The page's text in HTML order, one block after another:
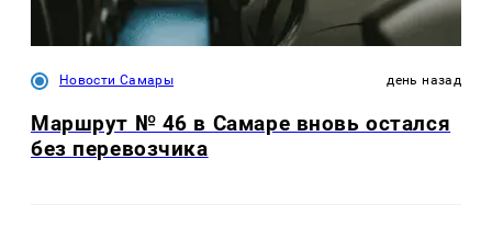
Новости Самары день назад
Маршрут № 46 в Самаре вновь остался
без перевозчика